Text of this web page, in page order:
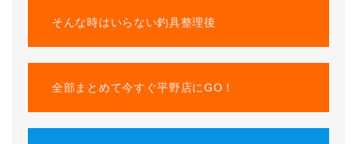
そんな時はいらない釣具整理後
全部まとめて今すぐ平野店にGO！